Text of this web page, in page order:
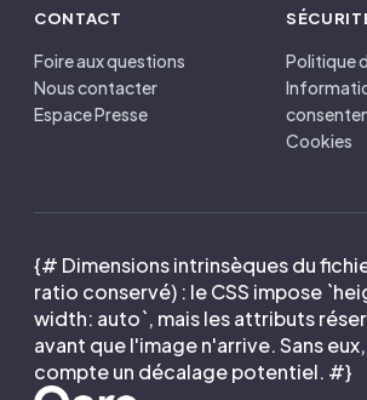
CONTACT
Foire aux questions
Nous contacter
Espace Presse
Politique
Cookies
{# Dimensions intrinsèques du
ratio conservé) : le CSS impose
width: auto`, mais les attributs
avant que l'image n'arrive. Sans
compte un décalage potentiel. #}